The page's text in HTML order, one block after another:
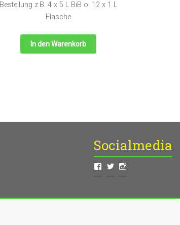
Bestellung z.B. 4 x 5 L BiB o. 12 x 1 L
Flasche
In den Warenkorb
Socialmedia